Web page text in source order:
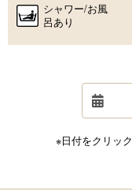
シャワー/お風
呂あり
※日付をクリッ